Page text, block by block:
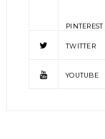
PINTEREST
TWITTER
YOUTUBE